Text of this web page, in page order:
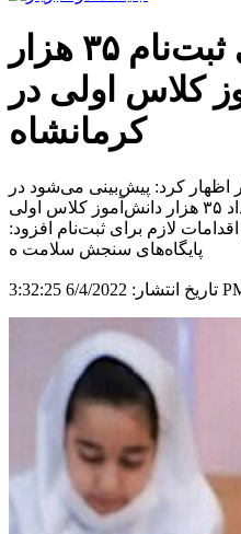
پیش‌بینی ثبت‌نام ۳۵ هزار
کلاس اولی در
کرمانشاه
اظهار کرد: پیش‌بینی می‌شود در
سال تحصیلی ۱۴۰۱-۱۴۰۲ تعداد ۳۵ هزار دانش‌آموز کلاس اولی
لازم برای ثبت‌نام افزود:
پایگاه‌های سنجش سلامت ه
تاریخ انتشار: 6/4/2022